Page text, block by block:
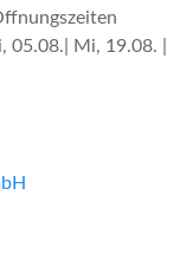
Mi, 19.08. |